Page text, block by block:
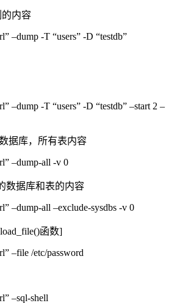
的内容
–dump -T “users” -D “testdb”
–dump -T “users” -D “testdb” –start 2 –
据库，所有表内容
–dump-all -v 0
数据库和表的内容
–dump-all –exclude-sysdbs -v 0
函数]
–file /etc/password
–sql-shell